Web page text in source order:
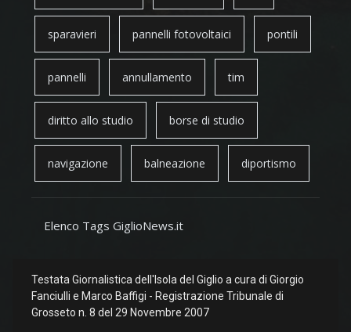
sparavieri pannelli fotovoltaici pontili
pannelli annullamento tim
diritto allo studio borse di studio
navigazione balneazione diportismo
Elenco Tags GiglioNews.it
Testata Giornalistica dell'Isola del Giglio a cura di Giorgio
Fanciulli e Marco Baffigi - Registrazione Tribunale di
Grosseto n. 8 del 29 Novembre 2007